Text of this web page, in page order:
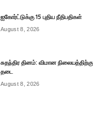
ஐகோர்ட்டுக்கு 15 புதிய நீதிபதிகள்
August 8, 2026
சுதந்திர தினம்: விமான
தடை
August 8, 2026